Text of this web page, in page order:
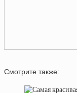
Смотрите также: